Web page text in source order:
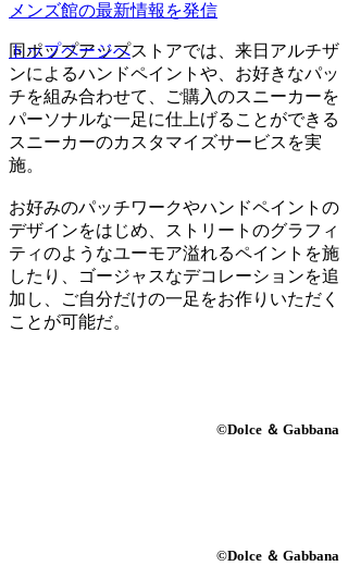
同ポップアップストアでは、来日アルチザ
ンによるハンドペイントや、お好きなパッ
チを組み合わせて、ご購入のスニーカーを
パーソナルな一足に仕上げることができる
スニーカーのカスタマイズサービスを実
施。
お好みのパッチワークやハンドペイントの
デザインをはじめ、ストリートのグラフィ
ティのようなユーモア溢れるペイントを施
したり、ゴージャスなデコレーションを追
加し、ご自分だけの一足をお作りいただく
ことが可能だ。
©Dolce ＆ Gabbana
©Dolce ＆ Gabbana
メンズ館の最新情報を発信
トップページへ